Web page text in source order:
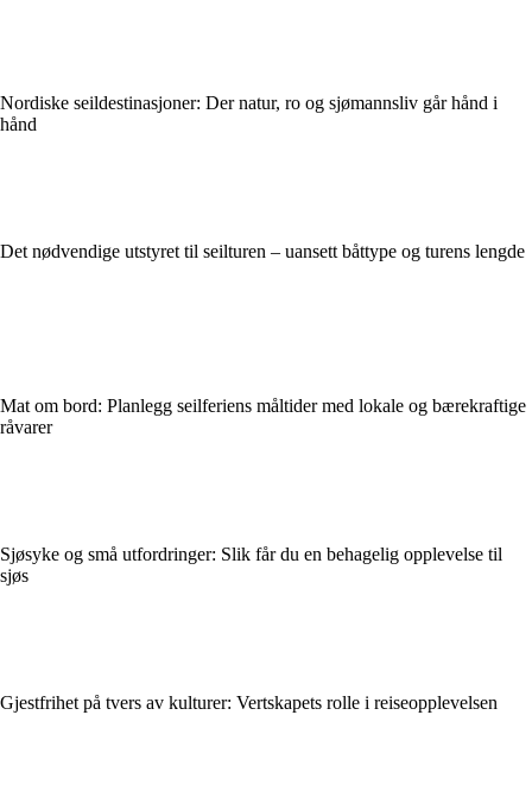
Nordiske seildestinasjoner: Der natur, ro og sjømannsliv går hånd i
hånd
Det nødvendige utstyret til seilturen – uansett båttype og turens lengde
Mat om bord: Planlegg seilferiens måltider med lokale og bærekraftige
råvarer
Sjøsyke og små utfordringer: Slik får du en behagelig opplevelse til
sjøs
Gjestfrihet på tvers av kulturer: Vertskapets rolle i reiseopplevelsen